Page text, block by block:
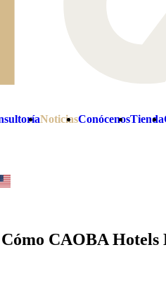
superflua en medio